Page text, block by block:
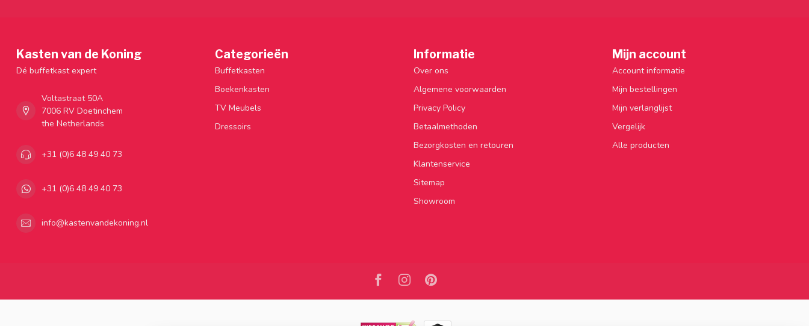
Kasten van de Koning
Dé buffetkast expert
Voltastraat 50A
7006 RV Doetinchem
the Netherlands
+31 (0)6 48 49 40 73
+31 (0)6 48 49 40 73
info@kastenvandekoning.nl
Categorieën
Buffetkasten
Boekenkasten
TV Meubels
Dressoirs
Informatie
Over ons
Algemene voorwaarden
Privacy Policy
Betaalmethoden
Bezorgkosten en retouren
Klantenservice
Sitemap
Showroom
Mijn account
Account informatie
Mijn bestellingen
Mijn verlanglijst
Vergelijk
Alle producten